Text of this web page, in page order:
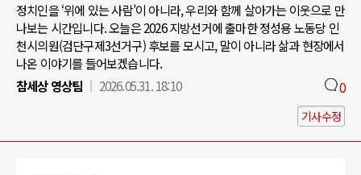
정치인을 ‘위에 있는 사람’이 아니라, 우리와 함께 살아가는 이웃으로 만
나보는 시간입니다. 오늘은 2026 지방선거에 출마한 정성용 노동당 인
천시의원(검단구제3선거구) 후보를 모시고, 말이 아니라 삶과 현장에서
나온 이야기를 들어보겠습니다.
참세상 영상팀
2026.05.31. 18:10 0
기사수정